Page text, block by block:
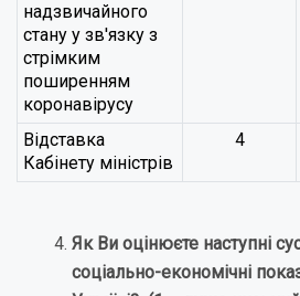
надзвичайного
стану у зв'язку з
стрімким
поширенням
коронавірусу
Відставка
Кабінету міністрів
4
Як Ви оцінюєте наступні
соціально-економічні